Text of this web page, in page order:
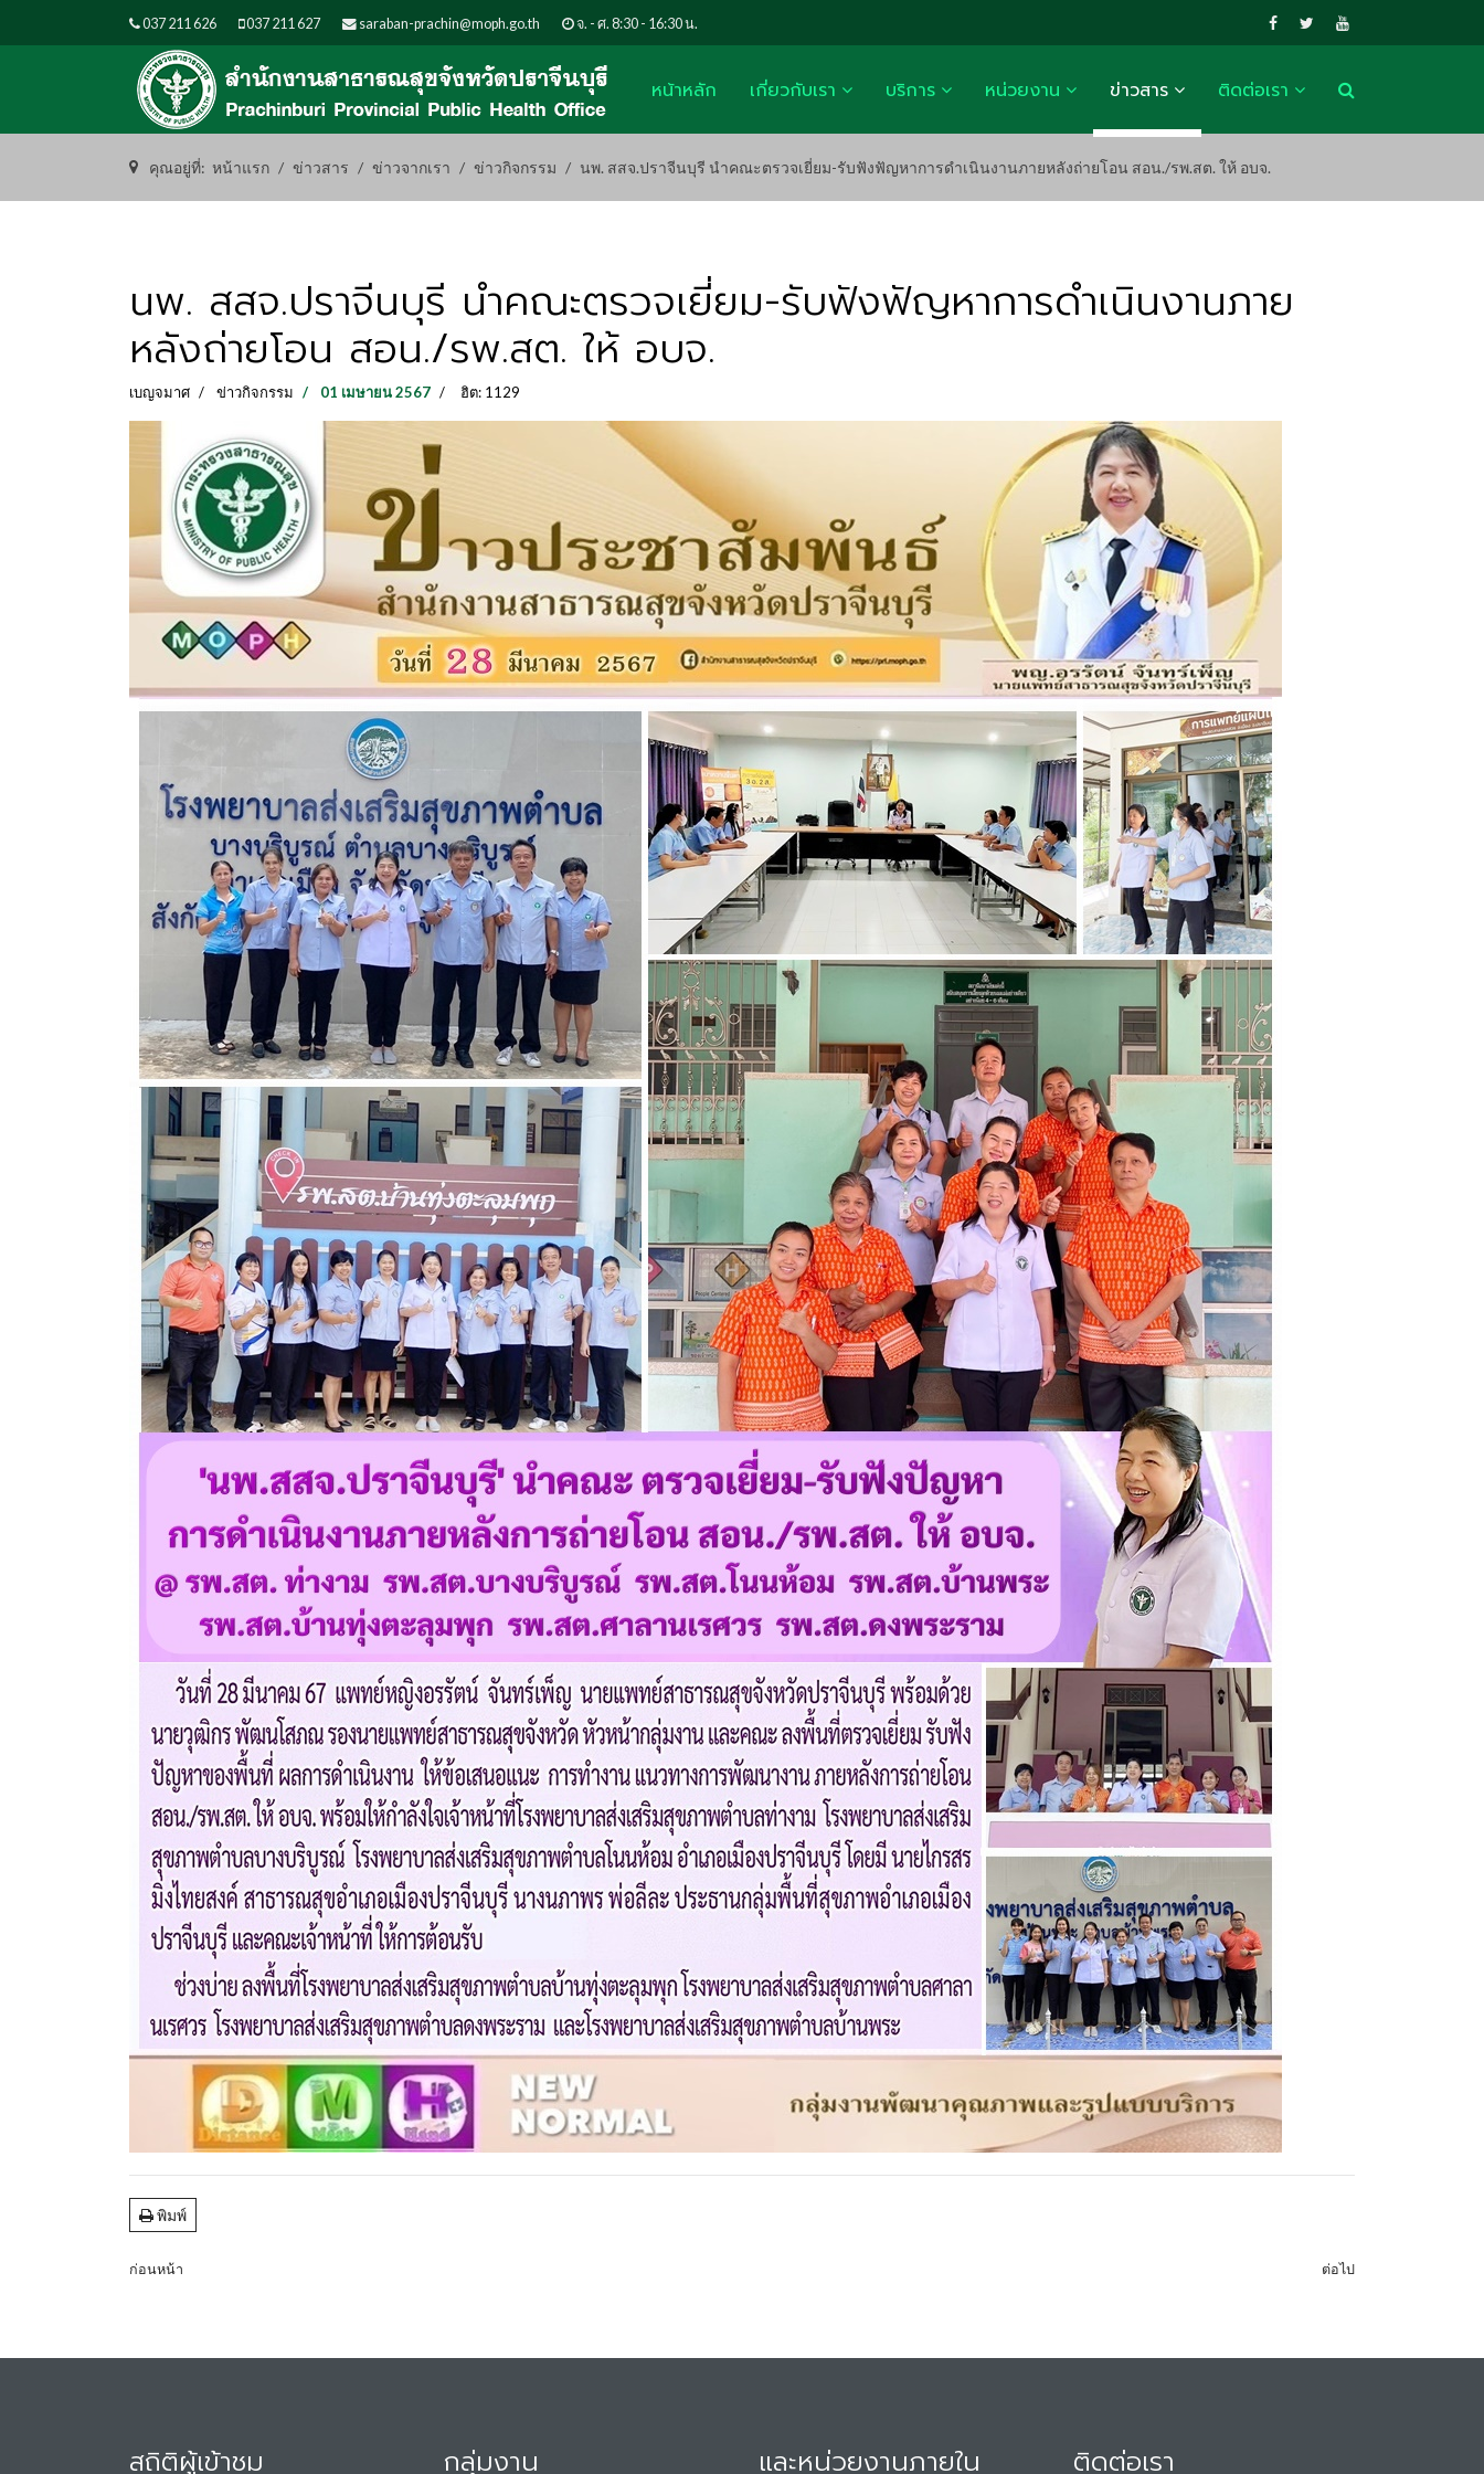
037 211 626 037 211 627 saraban-prachin@moph.go.th จ. - ศ. 8:30 - 16:30 น.
หน้าหลัก เกี่ยวกับเรา บริการ หน่วยงาน ข่าวสาร ติดต่อเรา
คุณอยู่ที่: หน้าแรก ข่าวสาร ข่าวจากเรา ข่าวกิจกรรม นพ. สสจ.ปราจีนบุรี นำคณะตรวจเยี่ยม-รับฟังฟัญหาการดำเนินงานภายหลังถ่ายโอน สอน./รพ.สต. ให้ อบจ.
นพ. สสจ.ปราจีนบุรี นำคณะตรวจเยี่ยม-รับฟังฟัญหาการดำเนินงานภาย
หลังถ่ายโอน สอน./รพ.สต. ให้ อบจ.
เบญจมาศ ข่าวกิจกรรม 01 เมษายน 2567 ฮิต: 1129
พิมพ์
ก่อนหน้า ต่อไป
สถิติผู้เข้าชม กลุ่มงาน และหน่วยงานภายใน ติดต่อเรา